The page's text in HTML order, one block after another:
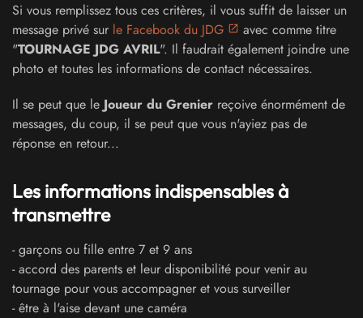
Si vous remplissez tous ces critères, il vous suffit de laisser un
message privé sur le Facebook du JDG
avec comme titre
"TOURNAGE JDG AVRIL". Il faudrait également joindre une
photo et toutes les informations de contact nécessaires.
Il se peut que le Joueur du Grenier reçoive énormément de
messages, du coup, il se peut que vous n'ayiez pas de
réponse en retour...
Les informations indispensables à
transmettre
- garçons ou fille entre 7 et 9 ans
- accord des parents et leur disponibilité pour venir au
tournage pour vous accompagner et vous surveiller
- être à l'aise devant une caméra